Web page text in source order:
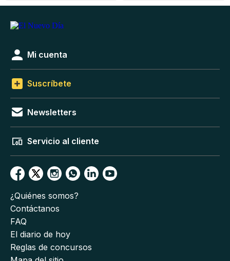
Mi cuenta
Suscríbete
Newsletters
Servicio al cliente
¿Quiénes somos?
Contáctanos
FAQ
El diario de hoy
Reglas de concursos